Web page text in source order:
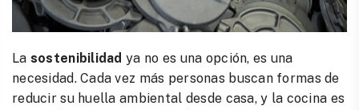
La sostenibilidadya no es una opción, es una
necesidad. Cada vez más personas buscan formas de
reducir su huella ambiental desde casa, y la cocina es